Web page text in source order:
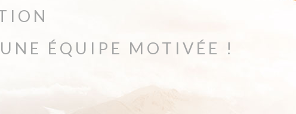
ÉQUIPE MOTIVÉE !